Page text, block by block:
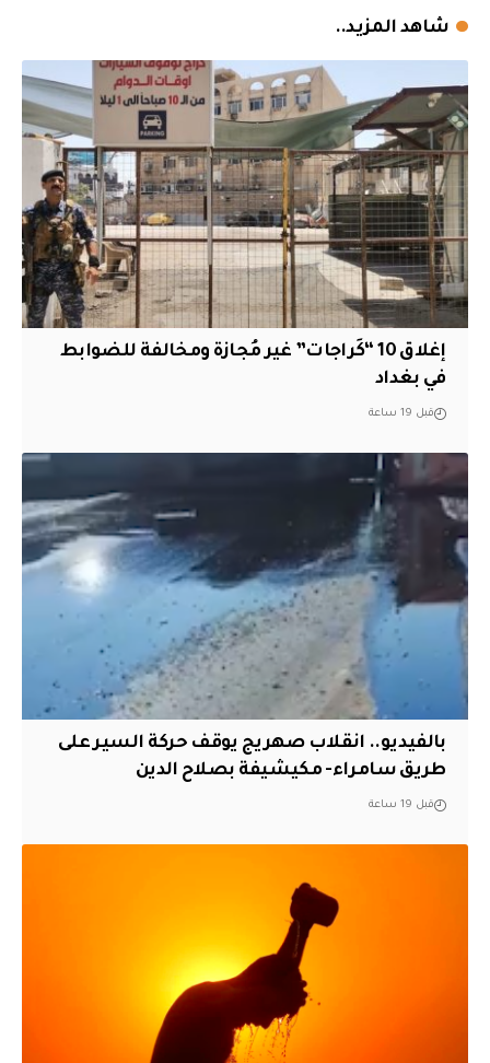
شاهد المزيد..
إغلاق 10 “كَراجات” غير مُجازة ومخالفة للضوابط
في بغداد
قبل 19 ساعة
بالفيديو.. انقلاب صهريج يوقف حركة السير على
طريق سامراء- مكيشيفة بصلاح الدين
قبل 19 ساعة